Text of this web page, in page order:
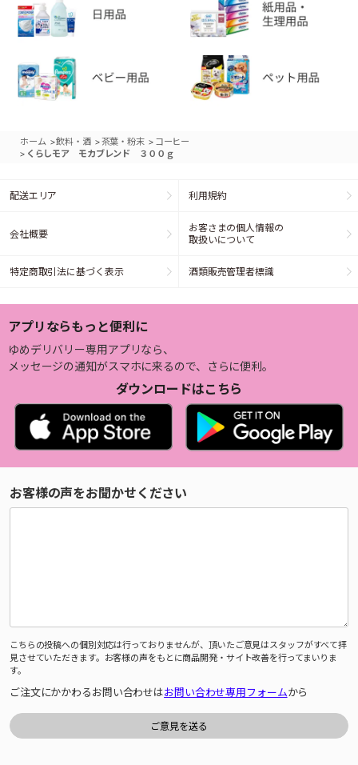
ホーム >飲料・酒 >茶葉・粉末 > コーヒー
> くらしモア モカブレンド ３００ｇ
配送エリア 利用規約
会社概要
お客さまの個人情報の
取扱いについて
特定商取引法に基づく表示 酒類販売管理者標識
アプリならもっと便利に
ゆめデリバリー専用アプリなら、
メッセージの通知がスマホに来るので、さらに便利。
ダウンロードはこちら
お客様の声をお聞かせください
こちらの投稿への個別対応は行っておりませんが、頂いたご意見はスタッフがすべて拝
見させていただきます。お客様の声をもとに商品開発・サイト改善を行ってまいりま
す。
ご注文にかかわるお問い合わせはお問い合わせ専用フォームから